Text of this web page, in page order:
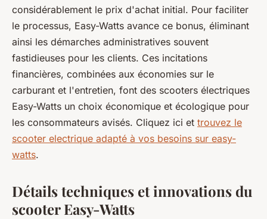
considérablement le prix d'achat initial. Pour faciliter
le processus, Easy-Watts avance ce bonus, éliminant
ainsi les démarches administratives souvent
fastidieuses pour les clients. Ces incitations
financières, combinées aux économies sur le
carburant et l'entretien, font des scooters électriques
Easy-Watts un choix économique et écologique pour
les consommateurs avisés. Cliquez ici et trouvez le
scooter electrique adapté à vos besoins sur easy-
watts.
Détails techniques et innovations du
scooter Easy-Watts